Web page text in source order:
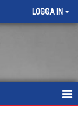
LOGGA IN